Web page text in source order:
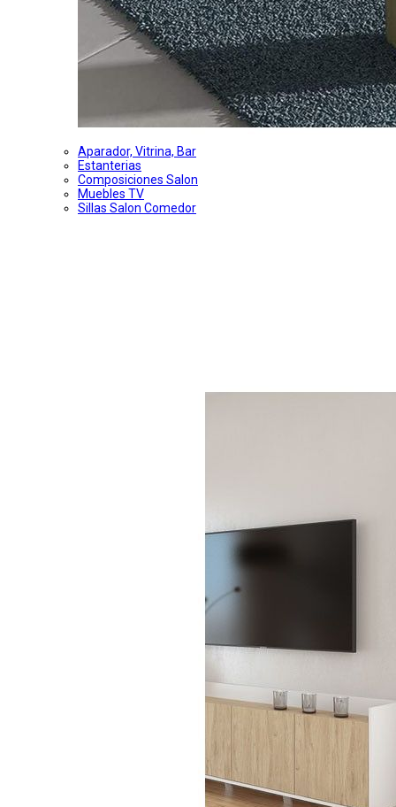
Aparador, Vitrina, Bar
Estanterias
Composiciones Salon
Muebles TV
Sillas Salon Comedor